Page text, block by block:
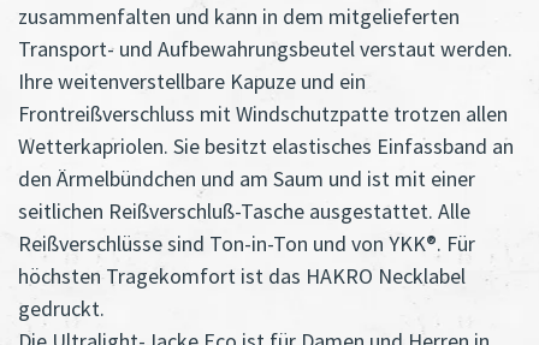
zusammenfalten und kann in dem mitgelieferten
Transport- und Aufbewahrungsbeutel verstaut werden.
Ihre weitenverstellbare Kapuze und ein
Frontreißverschluss mit Windschutzpatte trotzen allen
Wetterkapriolen. Sie besitzt elastisches Einfassband an
den Ärmelbündchen und am Saum und ist mit einer
seitlichen Reißverschluß-Tasche ausgestattet. Alle
Reißverschlüsse sind Ton-in-Ton und von YKK®. Für
höchsten Tragekomfort ist das HAKRO Necklabel
gedruckt.